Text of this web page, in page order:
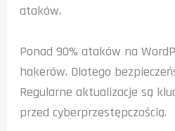
ataków.
Ponad 90% ataków na
hakerów. Dlatego
Regularne aktualizacje są
przed cyberprzestępczością.